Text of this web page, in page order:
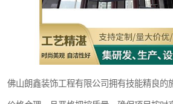
佛山朗鑫装饰工程有限公司拥有技能精良的